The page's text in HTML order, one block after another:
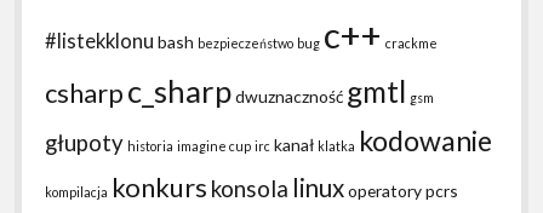
#listekklonu bash bezpieczeństwo bug c++ crackme
csharpc_sharpdwuznaczność gmtl gsm
głupoty historia imagine cup irc kanał klatka kodowanie
kompilacja konkurs konsola linuxoperatorypcrs